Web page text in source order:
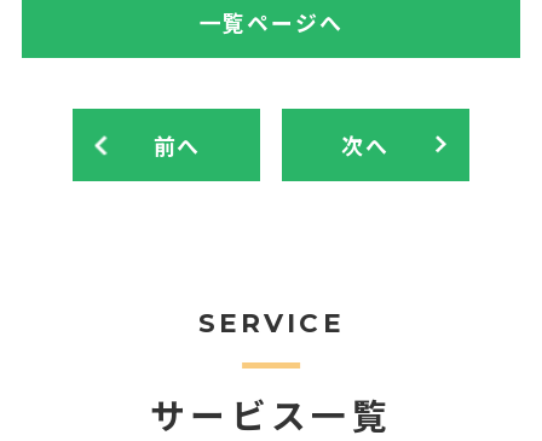
前へ
一覧ページへ
次へ
SERVICE
サービス一覧